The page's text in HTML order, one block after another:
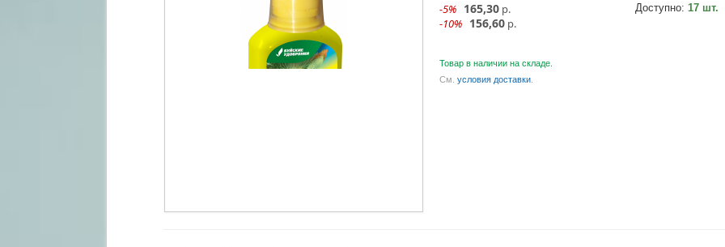
-5% 165,30 р.
-10% 156,60 р.
Доступно: 17 шт.
Товар в наличии на складе.
См. условия доставки